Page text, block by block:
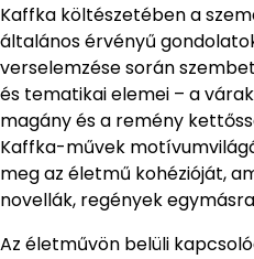
Kaffka költészetében a
általános érvényű
verselemzése során
és tematikai elemei – a
magány és a remény
Kaffka-művek
meg az életmű kohézióját,
novellák, regények
Az életművön belüli